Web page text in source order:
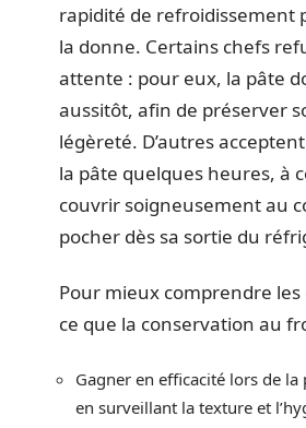
rapidité de refroidissement
la donne. Certains chefs
attente : pour eux, la pâte
aussitôt, afin de préserver
légèreté. D’autres
la pâte quelques heures, à
couvrir soigneusement au
pocher dès sa sortie du
Pour mieux comprendre les
ce que la conservation au
Gagner en efficacité lors de
en surveillant la texture et